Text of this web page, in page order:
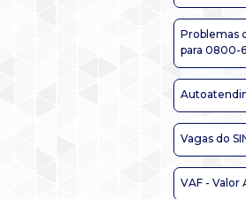
Problemas
para 0800-
Vagas do
VAF - Valor